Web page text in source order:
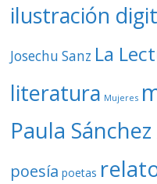
ilustración
Josechu Sanz La
literatura Mujeres
Paula
poesía poetas